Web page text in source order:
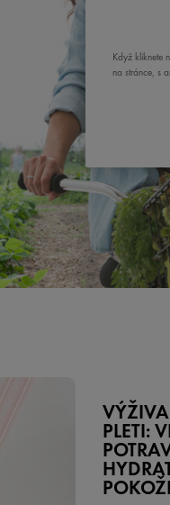
PLETI:
Když kliknete
na stránce, s